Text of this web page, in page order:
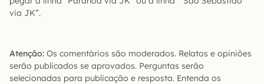
via JK”.
Atenção: Os comentários são moderados. Relatos e opiniões
serão publicados se aprovados. Perguntas serão
selecionadas para publicação e resposta. Entenda os